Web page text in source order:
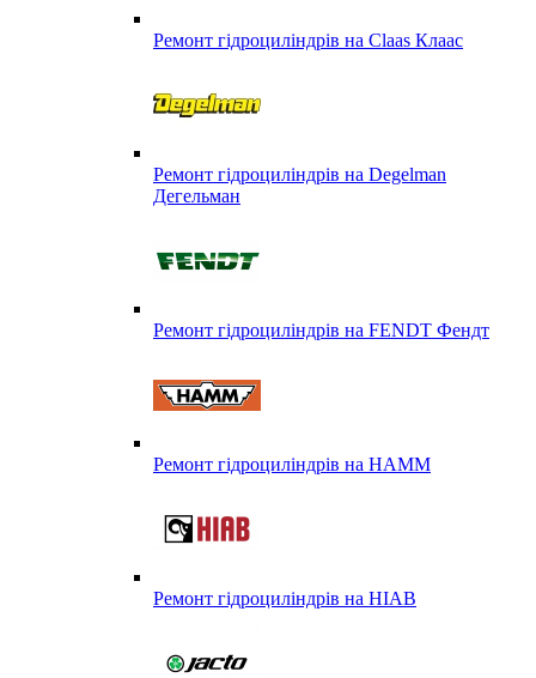
Ремонт гідроциліндрів на Claas Клаас
Ремонт гідроциліндрів на Degelman
Дегельман
Ремонт гідроциліндрів на FENDT Фендт
Ремонт гідроциліндрів на HAMM
Ремонт гідроциліндрів на HIAB